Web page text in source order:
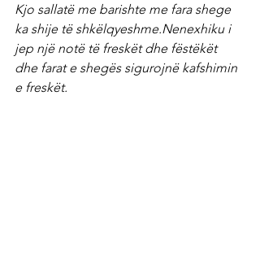
Kjo sallatë me barishte me fara shege
ka shije të shkëlqyeshme.Nenexhiku i
jep një notë të freskët dhe fëstëkët
dhe farat e shegës sigurojnë kafshimin
e freskët.